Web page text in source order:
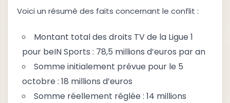
Voici un résumé des faits concernant le conflit :
Montant total des droits TV de la Ligue 1
pour beIN Sports : 78,5 millions d’euros par an
Somme initialement prévue pour le 5
octobre : 18 millions d’euros
Somme réellement réglée : 14 millions